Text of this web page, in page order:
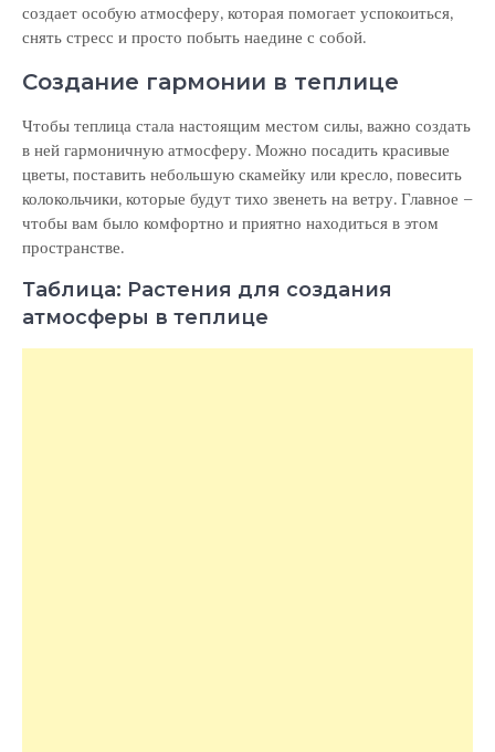
создает особую атмосферу, которая помогает успокоиться,
снять стресс и просто побыть наедине с собой.
Создание гармонии в теплице
Чтобы теплица стала настоящим местом силы, важно создать
в ней гармоничную атмосферу. Можно посадить красивые
цветы, поставить небольшую скамейку или кресло, повесить
колокольчики, которые будут тихо звенеть на ветру. Главное –
чтобы вам было комфортно и приятно находиться в этом
пространстве.
Таблица: Растения для создания
атмосферы в теплице